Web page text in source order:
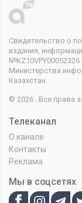
Свидетельство о
издания,
Министерства
Казахстан.
© 2026 . Все права
Телеканал
О канале
Контакты
Реклама
Мы в соцсетях